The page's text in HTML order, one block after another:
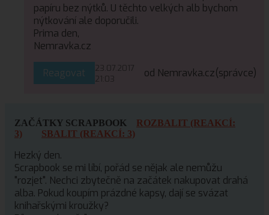
papíru bez nýtků. U těchto velkých alb bychom
nýtkování ale doporučili.
Prima den,
Nemravka.cz
Reagovat
23.07.2017
21:03
od Nemravka.cz(správce)
ZAČÁTKY SCRAPBOOK
ROZBALIT (REAKCÍ:
3)
SBALIT (REAKCÍ: 3)
Hezký den.
Scrapbook se mi líbí, pořád se nějak ale nemůžu
"rozjet". Nechci zbytečně na začátek nakupovat drahá
alba. Pokud koupím prázdné kapsy, dají se svázat
knihařskými kroužky?